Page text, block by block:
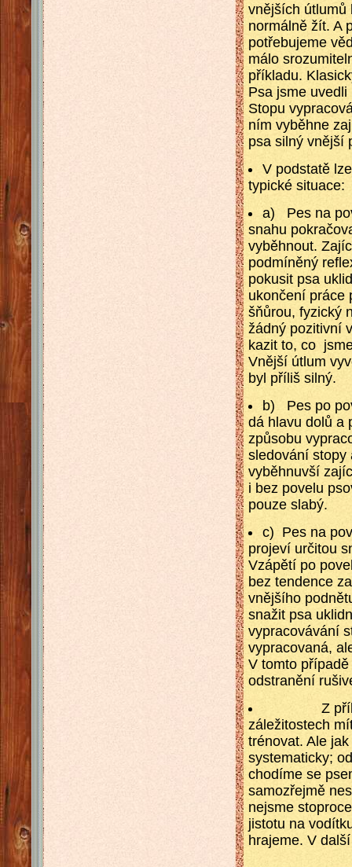
vnějších útlumů
normálně žít. A
potřebujeme
málo
příkladu.
Psa jsme
Stopu
ním vyběhne
psa silný vnější
V podstatě
typické situace:
a) Pes na
snahu
vyběhnout.
podmíněný
pokusit psa
ukončení práce
šňůrou, fyzický
žádný pozitivní
kazit to, co
Vnější útlum
byl příliš silný.
b) Pes po
dá hlavu dolů a
způsobu
sledování stopy
vyběhnuvší
i bez povelu
pouze slabý.
c) Pes na
projeví určitou
Vzápětí po
bez tendence
vnějšího
snažit psa
vypracovávání
vypracovaná,
V tomto
odstranění
Z příkladu
záležitostech
trénovat. Ale
systematicky;
chodíme se
samozřejmě
nejsme
jistotu na
hrajeme. V